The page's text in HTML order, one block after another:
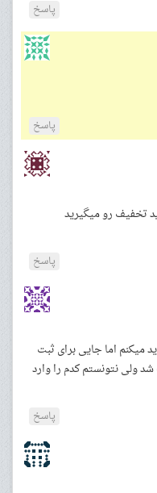
پاسخ
پاسخ
تخفیف رو میگیرید
پاسخ
میکنم اما جایی برای ثبت
ولی نتونستم کدم را وارد
پاسخ